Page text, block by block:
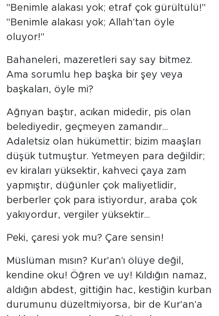
"Benimle alakası yok; etraf çok gürültülü!"
"Benimle alakası yok; Allah'tan öyle
oluyor!"
Bahaneleri, mazeretleri say say bitmez.
Ama sorumlu hep başka bir şey veya
başkaları, öyle mi?
Ağrıyan baştır, acıkan midedir, pis olan
belediyedir, geçmeyen zamandır...
Adaletsiz olan hükümettir; bizim maaşları
düşük tutmuştur. Yetmeyen para değildir;
ev kiraları yüksektir, kahveci çaya zam
yapmıştır, düğünler çok maliyetlidir,
berberler çok para istiyordur, araba çok
yakıyordur, vergiler yüksektir...
Peki, çaresi yok mu? Çare sensin!
Müslüman mısın? Kur'an'ı ölüye değil,
kendine oku! Öğren ve uy! Kıldığın namaz,
aldığın abdest, gittiğin hac, kestiğin kurban
durumunu düzeltmiyorsa, bir de Kur'an'a